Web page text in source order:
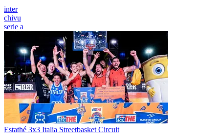
inter
chivu
serie a
Estathé 3x3 Italia Streetbasket Circuit